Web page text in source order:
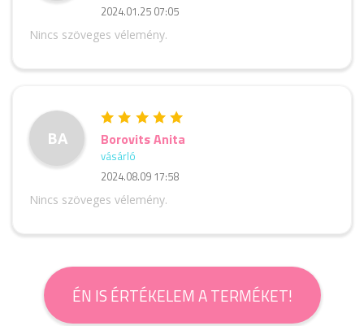
2024.01.25 07:05
Nincs szöveges vélemény.
BA Borovits Anita
vásárló
2024.08.09 17:58
Nincs szöveges vélemény.
ÉN IS ÉRTÉKELEM A TERMÉKET!